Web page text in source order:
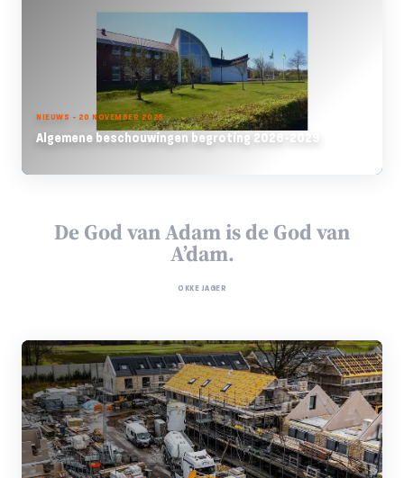
NIEUWS - 20 NOVEMBER 2025
Algemene beschouwingen begroting 2026-2029
De God van Adam is de God van
A’dam.
OKKE JAGER